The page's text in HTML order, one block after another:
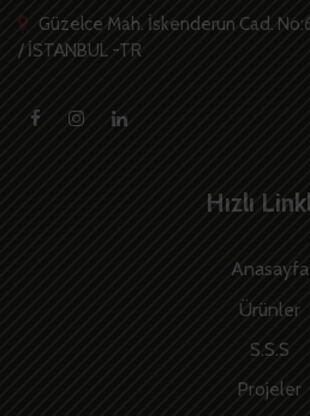
Güzelce Mah. İskenderun Cad.
/ İSTANBUL -TR
Hızlı
Anasayfa
Ürünler
S.S.S
Projeler